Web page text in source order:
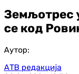
Земљотрес
се код
Аутор:
АТВ редакција